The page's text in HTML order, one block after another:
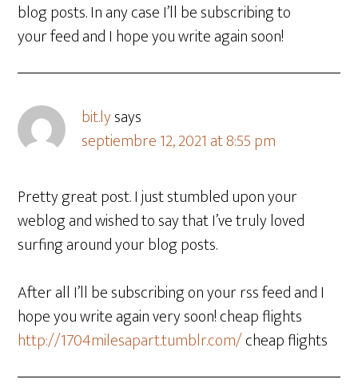
blog posts. In any case I’ll be subscribing to
your feed and I hope you write again soon!
bit.lysays
septiembre 12, 2021 at 8:55 pm
Pretty great post. I just stumbled upon your
weblog and wished to say that I’ve truly loved
surfing around your blog posts.
After all I’ll be subscribing on your rss feed and I
hope you write again very soon! cheap flights
http://1704milesapart.tumblr.com/cheap flights